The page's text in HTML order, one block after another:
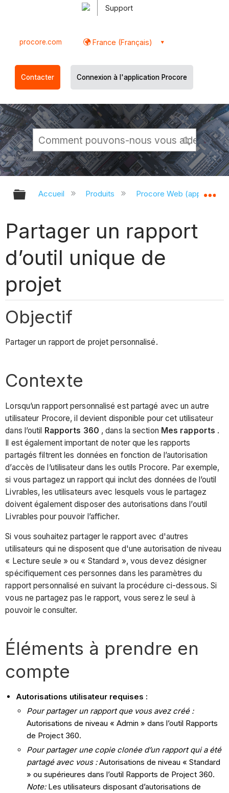
Support
procore.com France (Français)
Contacter Connexion à l'application Procore
Développer/réduire la hiérarchie
Accueil Produits Procore Web
Partager un rapport
d’outil unique de
projet
Objectif
Partager un rapport de projet personnalisé.
Contexte
Lorsqu’un rapport personnalisé est partagé avec un autre
utilisateur Procore, il devient disponible pour cet utilisateur
dans l’outil Rapports 360 , dans la section Mes rapports .
Il est également important de noter que les rapports
partagés filtrent les données en fonction de l’autorisation
d’accès de l’utilisateur dans les outils Procore. Par exemple,
si vous partagez un rapport qui inclut des données de l’outil
Livrables, les utilisateurs avec lesquels vous le partagez
doivent également disposer des autorisations dans l’outil
Livrables pour pouvoir l’afficher.
Si vous souhaitez partager le rapport avec d'autres
utilisateurs qui ne disposent que d'une autorisation de niveau
« Lecture seule » ou « Standard », vous devez désigner
spécifiquement ces personnes dans les paramètres du
rapport personnalisé en suivant la procédure ci-dessous. Si
vous ne partagez pas le rapport, vous serez le seul à
pouvoir le consulter.
Éléments à prendre en
compte
Autorisations utilisateur requises :
Pour partager un rapport que vous avez créé :
Autorisations de niveau « Admin » dans l’outil Rapports
de Project 360.
Pour partager une copie clonée d’un rapport qui a été
partagé avec vous :Autorisations de niveau « Standard
» ou supérieures dans l’outil Rapports de Project 360.
Note:Les utilisateurs disposant d’autorisations de